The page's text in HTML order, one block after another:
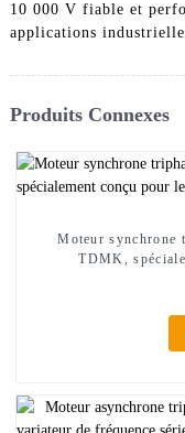
10 000 V fiable et
applications
Produits Connexes
Moteur synchrone
TDMK,